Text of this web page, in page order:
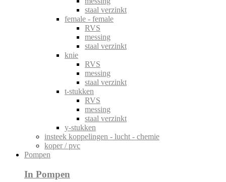
staal verzinkt
female - female
RVS
messing
staal verzinkt
knie
RVS
messing
staal verzinkt
t-stukken
RVS
messing
staal verzinkt
y-stukken
insteek koppelingen - lucht - chemie
koper / pvc
Pompen
In Pompen